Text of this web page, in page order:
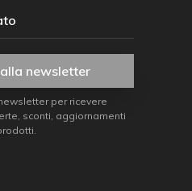
newsletter
per ricevere
sconti, aggiornamenti